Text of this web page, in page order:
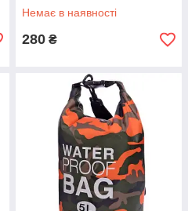
Немає в наявності
280 ₴